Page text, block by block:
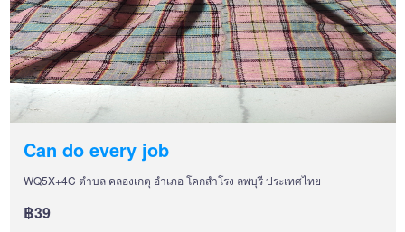
Can do every job
WQ5X+4C ตำบล คลองเกตุ อำเภอ โคกสำโรง ลพบุรี ประเทศไทย
฿39